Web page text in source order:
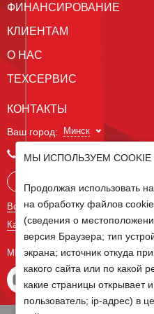
ФИНАНСИРОВАНИЕ
КЛИЕНТАМ
О НАС
ТЕХСЕРВИС
КОНТАКТЫ
Ваш город: Минск
+375 29 238 97 34
Все контакты
Карта сайта
МЫ В СОЦ СЕТЯХ
МЫ ИСПОЛЬЗУЕМ COOKIE
Продолжая использовать
на обработку файлов
(сведения о
версия Браузера; тип
экрана; источник откуда
какого сайта или по какой
какие страницы открывает
пользователь; ip-адрес) в